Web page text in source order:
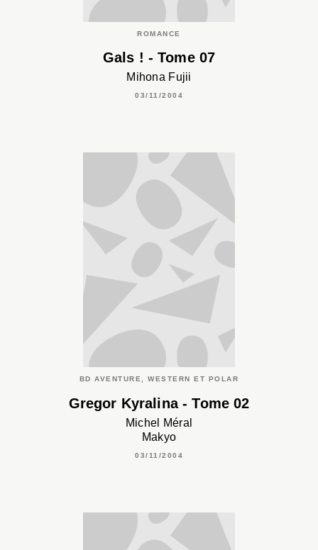
ROMANCE
Gals ! - Tome 07
Mihona Fujii
03/11/2004
BD AVENTURE, WESTERN ET POLAR
Gregor Kyralina - Tome 02
Michel Méral
Makyo
03/11/2004